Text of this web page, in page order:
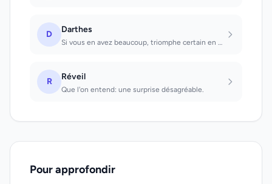
D Darthes
Si vous en avez beaucoup, triomphe certain en affaires et en amour
R Réveil
Que l'on entend: une surprise désagréable.
Pour approfondir